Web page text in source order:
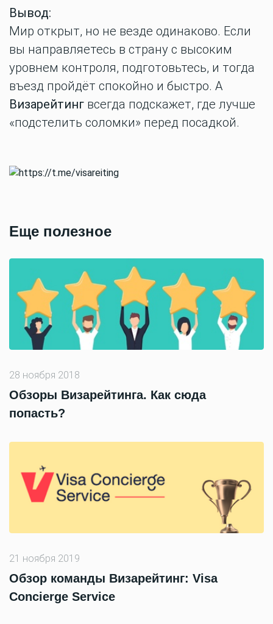
Вывод:
Мир открыт, но не везде одинаково. Если
вы направляетесь в страну с высоким
уровнем контроля, подготовьтесь, и тогда
въезд пройдёт спокойно и быстро. А
Визарейтинг всегда подскажет, где лучше
«подстелить соломки» перед посадкой.
Еще полезное
28 ноября 2018
Обзоры Визарейтинга. Как сюда
попасть?
21 ноября 2019
Обзор команды Визарейтинг: Visa
Concierge Service